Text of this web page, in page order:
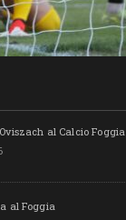
al Calcio Foggia
al Foggia